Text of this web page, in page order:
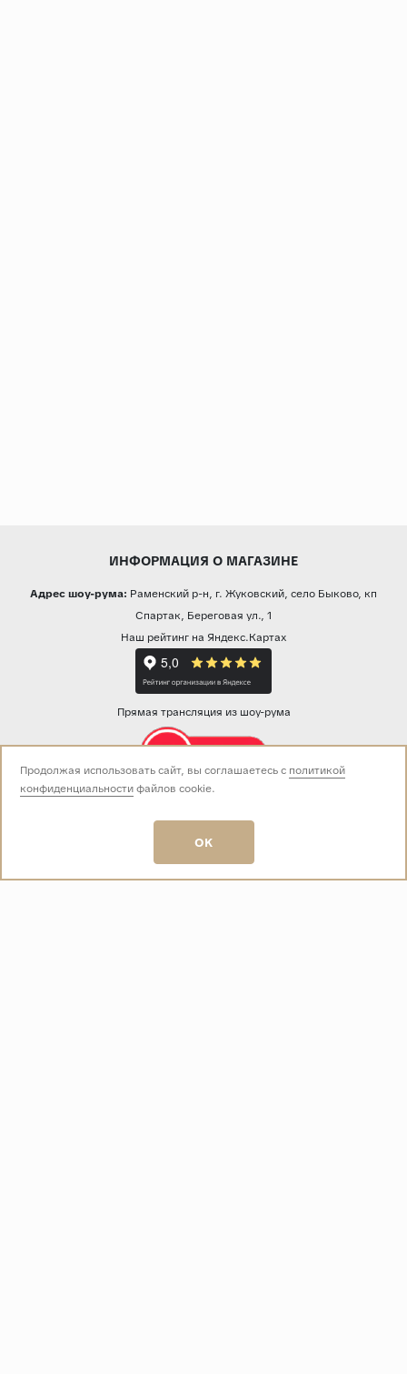
ИНФОРМАЦИЯ О МАГАЗИНЕ
Адрес шоу-рума: Раменский р-н, г. Жуковский, село Быково, кп
Спартак, Береговая ул., 1
Наш рейтинг на Яндекс.Картах
Прямая трансляция из шоу-рума
Звоните нам:
пн-вс 10:00 - 19:00
E-mail:
info@baza-plitki.ru
Продолжая использовать сайт, вы соглашаетесь с политикой
конфиденциальностифайлов cookie.
OK